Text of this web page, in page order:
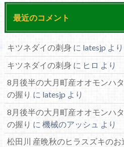
最近のコメント
キツネダイの刺身 に latesjp より
キツネダイの刺身 に ヒロ より
8月後半の大月町産オオモンハ
の握り に latesjp より
8月後半の大月町産オオモンハ
の握り に 機械のアッシュ
より
松田川 産晩秋のヒラスズキのお